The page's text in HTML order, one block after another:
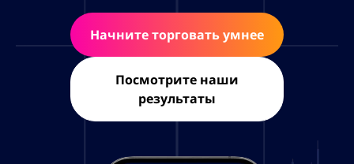
Начните торговать умнее
Посмотрите наши
результаты